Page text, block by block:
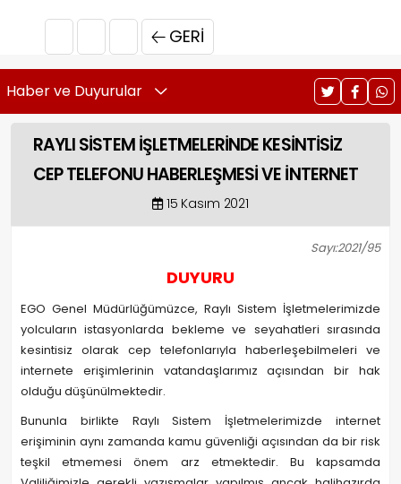
GERI
Haber ve Duyurular
RAYLI SİSTEM İŞLETMELERİNDE KESİNTİSİZ
CEP TELEFONU HABERLEŞMESİ VE İNTERNET
15 Kasım 2021
Sayı:2021/95
DUYURU
EGO Genel Müdürlüğümüzce, Raylı Sistem İşletmelerimizde
yolcuların istasyonlarda bekleme ve seyahatleri sırasında
kesintisiz olarak cep telefonlarıyla haberleşebilmeleri ve
internete erişimlerinin vatandaşlarımız açısından bir hak
olduğu düşünülmektedir.
Bununla birlikte Raylı Sistem İşletmelerimizde internet
erişiminin aynı zamanda kamu güvenliği açısından da bir risk
teşkil etmemesi önem arz etmektedir. Bu kapsamda